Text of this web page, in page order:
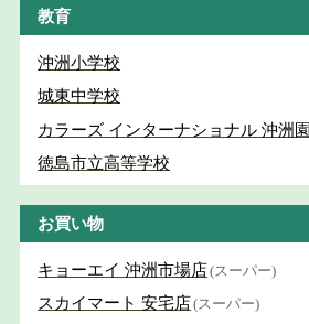
教育
沖洲小学校
城東中学校
カラーズ インターナショナル 沖洲園
徳島市立高等学校
お買い物
キョーエイ 沖洲市場店(スーパー)
スカイマート 安宅店(スーパー)